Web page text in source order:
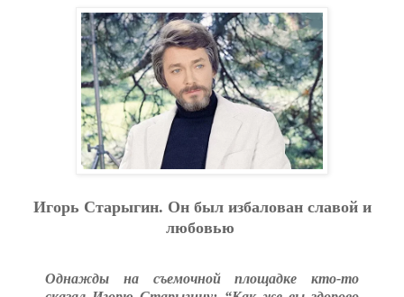
Игорь Старыгин. Он был избалован славой и
любовью
Однажды на съемочной площадке кто-то